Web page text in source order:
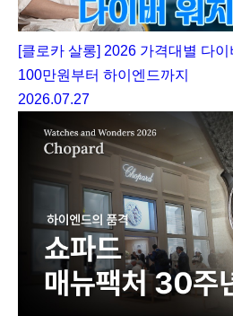
[클로카 살롱] 2026 가격대별 다이
100만원부터 하이엔드까지
2026.07.27